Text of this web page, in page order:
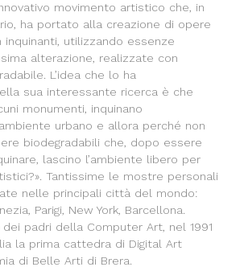
movimento artistico che, in
ha portato alla creazione di opere
utilizzando essenze
alterazione, realizzate con
L’idea che lo ha
sua interessante ricerca è che
monumenti, inquinano
urbano e allora perché non
biodegradabili che, dopo essere
lascino l’ambiente libero per
Tantissime le mostre personali
nelle principali città del mondo:
Parigi, New York, Barcellona.
padri della Computer Art, nel 1991
la prima cattedra di Digital Art
di Belle Arti di Brera.